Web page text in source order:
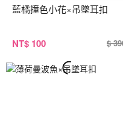
藍橘撞色小花×吊墜耳扣
NT$ 100 $